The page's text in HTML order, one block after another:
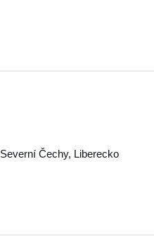
Severní Čechy, Liberecko